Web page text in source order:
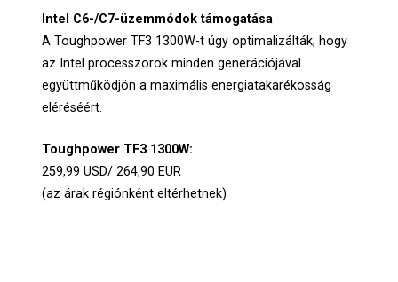
Intel C6-/C7-üzemmódok támogatása
A Toughpower TF3 1300W-t úgy optimalizálták, hogy
az Intel processzorok minden generációjával
együttműködjön a maximális energiatakarékosság
eléréséért.
Toughpower TF3 1300W:
259,99 USD/ 264,90 EUR
(az árak régiónként eltérhetnek)